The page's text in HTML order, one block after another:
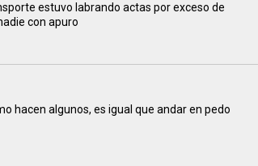
estuvo labrando actas por exceso de
con apuro
hacen algunos, es igual que andar en pedo